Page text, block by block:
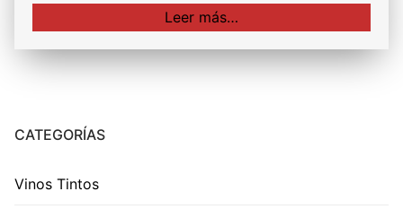
Leer más…
CATEGORÍAS
Vinos Tintos